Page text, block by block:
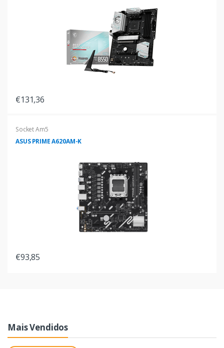
€131,36
Socket Am5
ASUS PRIME A620AM-K
€93,85
Mais Vendidos